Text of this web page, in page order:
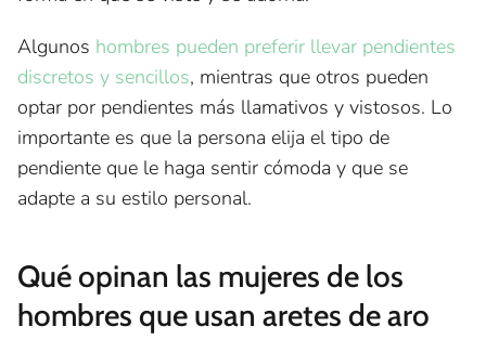
Algunos hombres pueden preferir llevar pendientes
discretos y sencillos, mientras que otros pueden
optar por pendientes más llamativos y vistosos. Lo
importante es que la persona elija el tipo de
pendiente que le haga sentir cómoda y que se
adapte a su estilo personal.
Qué opinan las mujeres de los
hombres que usan aretes de aro